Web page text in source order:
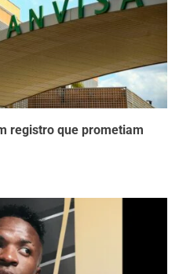
registro que prometiam